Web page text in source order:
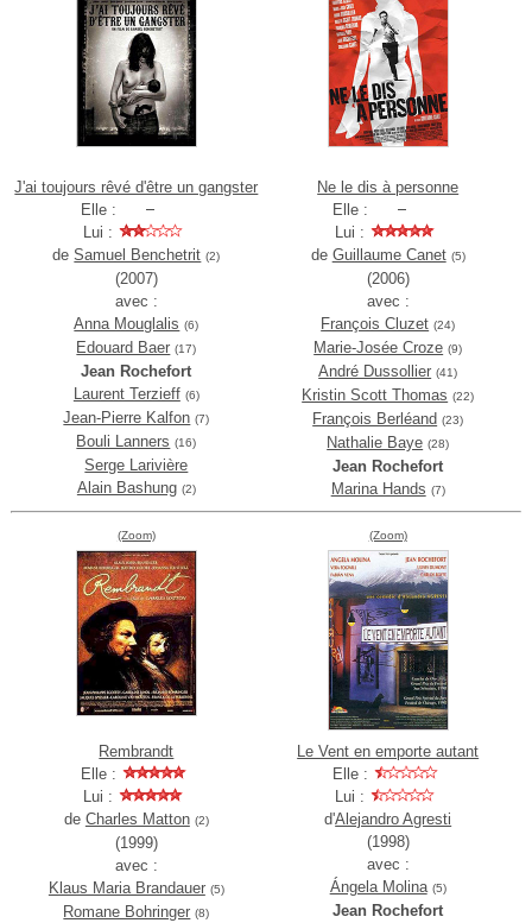
J'ai toujours rêvé d'être un gangster
Elle :
Lui :
deSamuel Benchetrit (2)
(2007)
avec :
Anna Mouglalis (6)
Edouard Baer (17)
Jean Rochefort
Laurent Terzieff (6)
Jean-Pierre Kalfon (7)
Bouli Lanners (16)
Serge Larivière
Alain Bashung (2)
Ne le dis à personne
Elle :
Lui :
de Guillaume Canet (5)
(2006)
avec :
François Cluzet (24)
Marie-Josée Croze (9)
André Dussollier (41)
Kristin Scott Thomas (22)
François Berléand (23)
Nathalie Baye (28)
Jean Rochefort
Marina Hands (7)
(Zoom)
Rembrandt
Elle :
Lui :
de Charles Matton (2)
(1999)
avec :
Klaus Maria Brandauer (5)
Romane Bohringer (8)
(Zoom)
Le Vent en emporte autant
Elle :
Lui :
d'Alejandro Agresti
(1998)
avec :
Ángela Molina (5)
Jean Rochefort